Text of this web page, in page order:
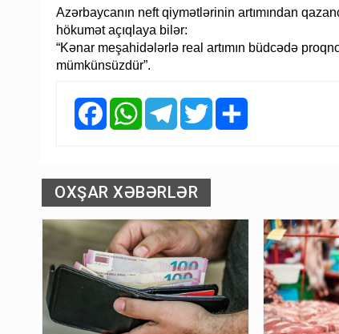
Azərbaycanın neft qiymətlərinin artımından
hökumət açıqlaya bilər:
“Kənar meşahidələrlə real artımın büdcədə
mümkünsüzdür”.
FacebookWhatsAppTelegramTwitter
OXŞAR XƏBƏRLƏR